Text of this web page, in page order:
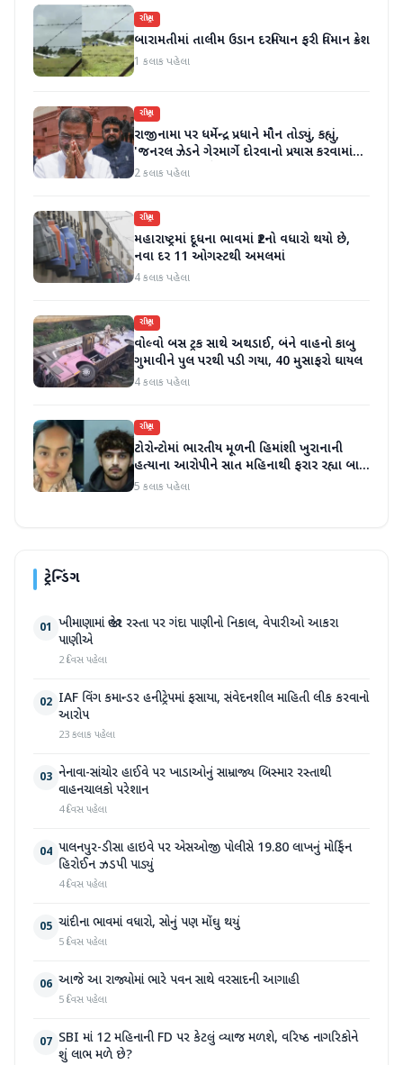
રાષ્ટ્રીય
બારામતીમાં તાલીમ ઉડાન દરમિયાન ફરી વિમાન ક્રેશ
1 કલાક પહેલા
રાષ્ટ્રીય
રાજીનામા પર ધર્મેન્દ્ર પ્રધાને મૌન તોડ્યું, કહ્યું,
'જનરલ ઝેડને ગેરમાર્ગે દોરવાનો પ્રયાસ કરવામાં
આવ્યો, મારા માટે પદ મહત્વનું નથી'
2 કલાક પહેલા
રાષ્ટ્રીય
મહારાષ્ટ્રમાં દૂધના ભાવમાં ₹2નો વધારો થયો છે,
નવા દર 11 ઓગસ્ટથી અમલમાં
4 કલાક પહેલા
રાષ્ટ્રીય
વોલ્વો બસ ટ્રક સાથે અથડાઈ, બંને વાહનો કાબુ
ગુમાવીને પુલ પરથી પડી ગયા, 40 મુસાફરો ઘાયલ
4 કલાક પહેલા
રાષ્ટ્રીય
ટોરોન્ટોમાં ભારતીય મૂળની હિમાંશી ખુરાનાની
હત્યાના આરોપીને સાત મહિનાથી ફરાર રહ્યા બાદ
ધરપકડ કરવામાં આવી
5 કલાક પહેલા
ટ્રેન્ડિંગ
01 ખીમાણામાં જાહેર રસ્તા પર ગંદા પાણીનો નિકાલ, વેપારીઓ આકરા
પાણીએ
2 દિવસ પહેલા
02 IAF વિંગ કમાન્ડર હનીટ્રેપમાં ફસાયા, સંવેદનશીલ માહિતી લીક કરવાનો
આરોપ
23 કલાક પહેલા
03 નેનાવા-સાંચોર હાઈવે પર ખાડાઓનું સામ્રાજ્ય બિસ્માર રસ્તાથી
વાહનચાલકો પરેશાન
4 દિવસ પહેલા
04 પાલનપુર-ડીસા હાઇવે પર એસઓજી પોલીસે 19.80 લાખનું મોર્ફિન
હિરોઈન ઝડપી પાડ્યું
4 દિવસ પહેલા
05 ચાંદીના ભાવમાં વધારો, સોનું પણ મોંઘુ થયું
5 દિવસ પહેલા
06 આજે આ રાજ્યોમાં ભારે પવન સાથે વરસાદની આગાહી
5 દિવસ પહેલા
07 SBI માં 12 મહિનાની FD પર કેટલું વ્યાજ મળશે, વરિષ્ઠ નાગરિકોને
શું લાભ મળે છે?